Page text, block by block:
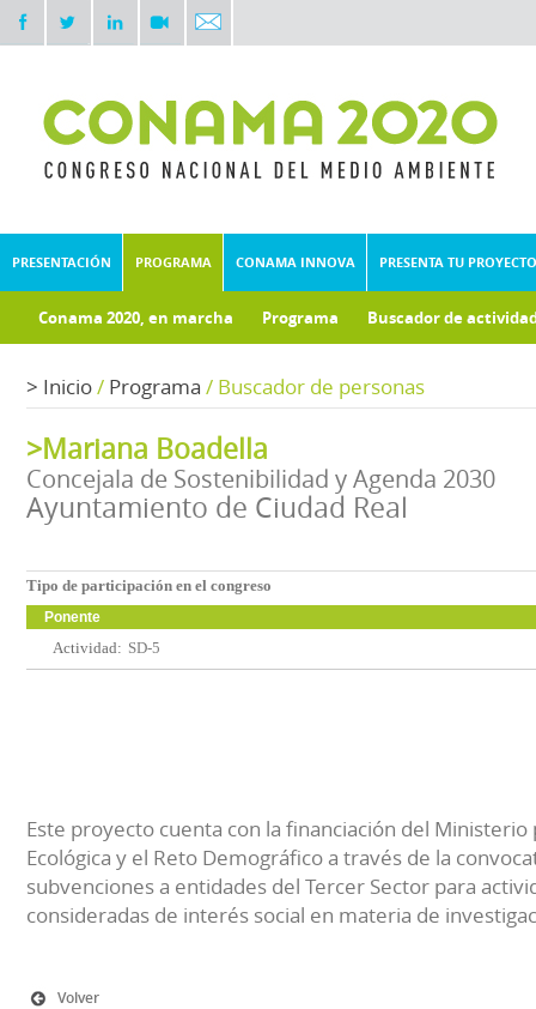
PRESENTACIÓN PROGRAMA CONAMA INNOVA PRESENTA TU PROYECTO
Conama 2020, en marcha Programa Buscador de
> Inicio/ Programa / Buscador de personas
>Mariana Boadella
Concejala de Sostenibilidad y Agenda 2030
Ayuntamiento de Ciudad Real
Tipo de participación en el congreso
Ponente
Actividad: SD-5
Este proyecto cuenta con la financiación del Ministerio
Ecológica y el Reto Demográfico a través de la
subvenciones a entidades del Tercer Sector para
consideradas de interés social en materia de
Volver